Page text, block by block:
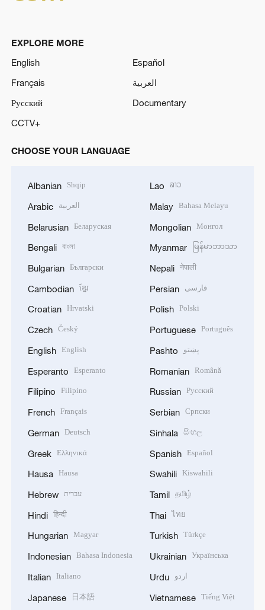
EXPLORE MORE
English
Español
Français
العربية
Русский
Documentary
CCTV+
CHOOSE YOUR LANGUAGE
Albanian Shqip
Arabic العربية
Belarusian Беларуская
Bengali বাংলা
Bulgarian Български
Cambodian ខ្មែរ
Croatian Hrvatski
Czech Český
English English
Esperanto Esperanto
Filipino Filipino
French Français
German Deutsch
Greek Ελληνικά
Hausa Hausa
Hebrew עברית
Hindi हिन्दी
Hungarian Magyar
Indonesian Bahasa Indonesia
Italian Italiano
Japanese 日本語
Lao ລາວ
Malay Bahasa Melayu
Mongolian Монгол
Myanmar မြန်မာဘာသာ
Nepali नेपाली
Persian فارسی
Polish Polski
Portuguese Português
Pashto پښتو
Romanian Română
Russian Русский
Serbian Српски
Sinhala සිංහල
Spanish Español
Swahili Kiswahili
Tamil தமிழ்
Thai ไทย
Turkish Türkçe
Ukrainian Українська
Urdu اردو
Vietnamese Tiếng Việt